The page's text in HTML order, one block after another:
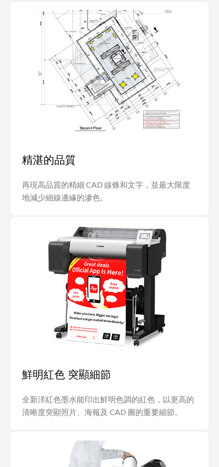
精湛的品質
再現高品質的精細 CAD 線條和文字，並最大限度
地減少細線邊緣的滲色。
鮮明紅色 突顯細節
全新洋紅色墨水能印出鮮明色調的紅色，以更高的
清晰度突顯照片、海報及 CAD 圖的重要細節。